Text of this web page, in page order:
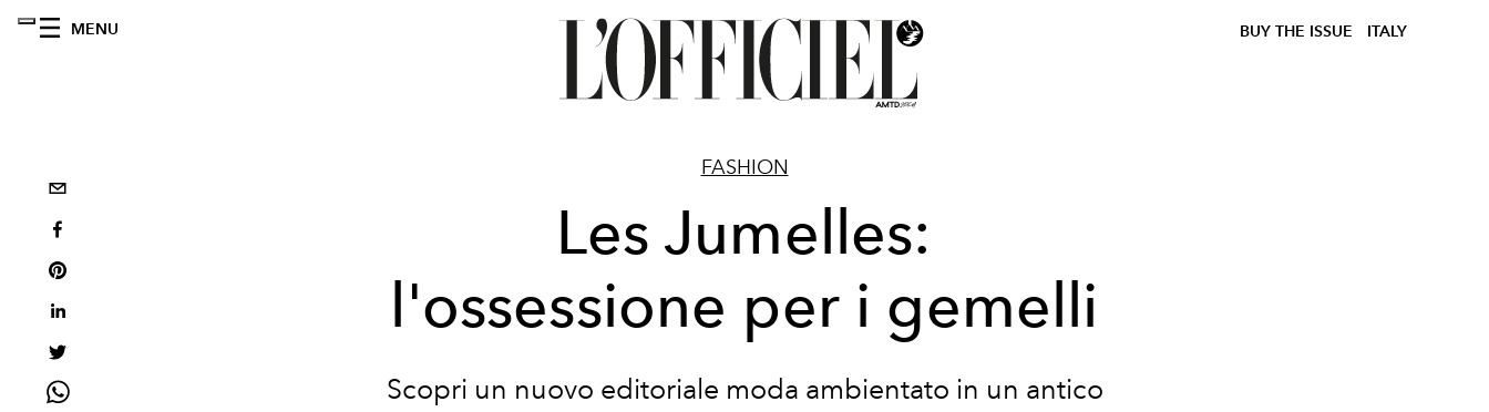
MENU BUY THE ISSUE ITALY
FASHION
Les Jumelles:
l'ossessione per i gemelli
Scopri un nuovo editoriale moda ambientato in un antico